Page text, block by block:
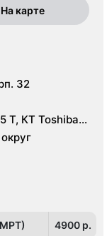
карте
32
Т, КТ Toshiba
Prosound
4900 p.